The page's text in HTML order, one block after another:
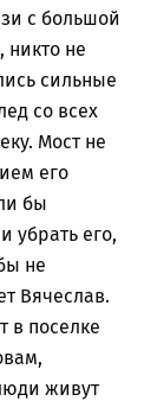
с большой
никто не
сильные
со всех
Мост не
его
бы
убрать его,
не
Вячеслав.
в поселке
живут